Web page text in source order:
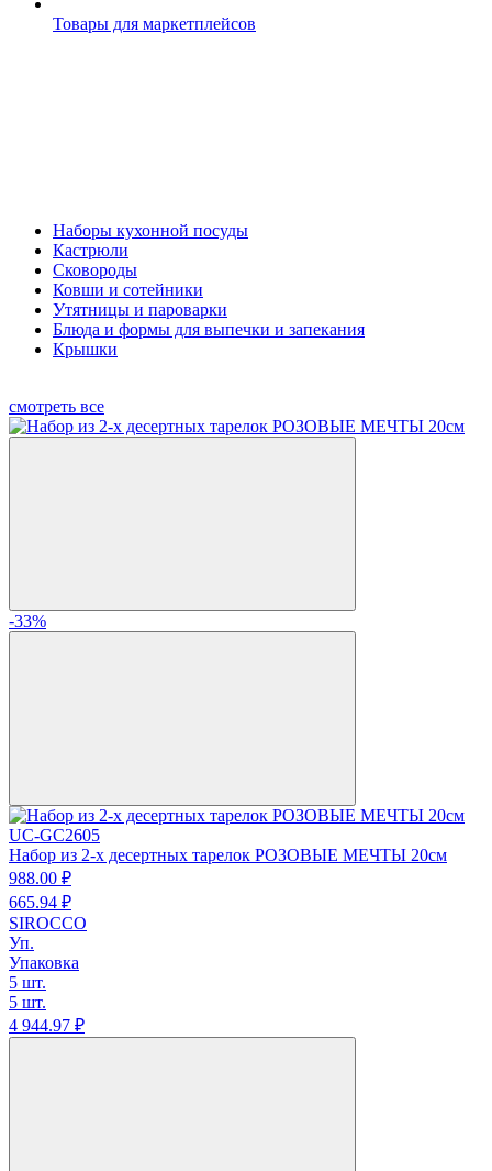
Товары для маркетплейсов
Наборы кухонной посуды
Кастрюли
Сковороды
Ковши и сотейники
Утятницы и пароварки
Блюда и формы для выпечки и запекания
Крышки
смотреть все
-33%
UC-GC2605
Набор из 2-х десертных тарелок РОЗОВЫЕ МЕЧТЫ 20см
988.00 ₽
665.94 ₽
SIROCCO
Уп.
Упаковка
5 шт.
5 шт.
4 944.97 ₽